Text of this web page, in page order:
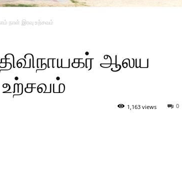
நாள் இரவு உற்சவம்
ஆலய
0
1,163 views